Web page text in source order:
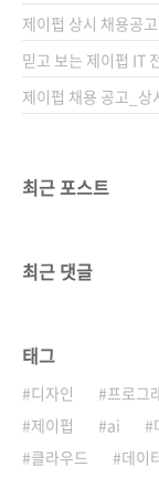
제이펍 상시 채용공고
믿고 보는 제이펍 IT
제이펍 채용 공고_상
최근 포스트
최근 댓글
태그
디자인 프로그
제이펍
ai
클라우드
데이